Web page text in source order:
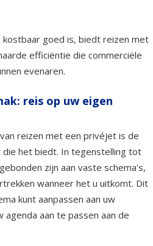
goed is, biedt reizen met
efficiëntie die commerciële
evenaren.
reis op uw eigen
reizen met een privéjet is de
het biedt. In tegenstelling tot
zijn aan vaste schema's,
wanneer het u uitkomt. Dit
kunt aanpassen aan uw
agenda aan te passen aan de